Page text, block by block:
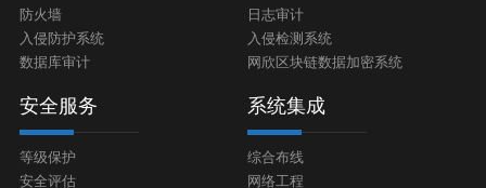
防火墙
日志审计
入侵防护系统
入侵检测系统
数据库审计
网欣区块链数据加密系统
安全服务
等级保护
安全评估
系统集成
综合布线
网络工程